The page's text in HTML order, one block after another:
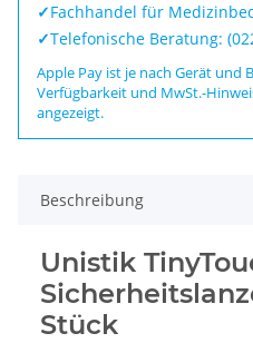
✓Fachhandel für
✓Telefonische Beratung:
Apple Pay ist je nach Gerät und
Verfügbarkeit und MwSt.-
angezeigt.
Beschreibung
Unistik
Stück